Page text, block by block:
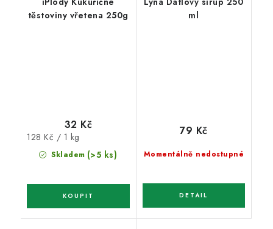
těstoviny vřetena 250g
Skladem (>5 ks)
32 Kč
Měrná
cena:
128 Kč / 1 kg
ml
Momentálně nedostupné
79 Kč